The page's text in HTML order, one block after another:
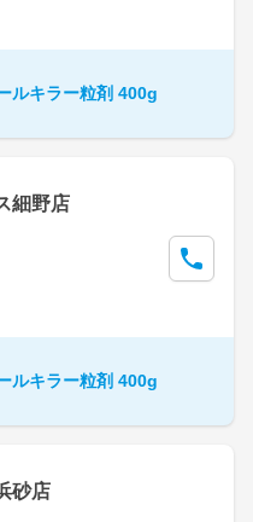
ルキラー粒剤 400g
細野店
ルキラー粒剤 400g
砂店